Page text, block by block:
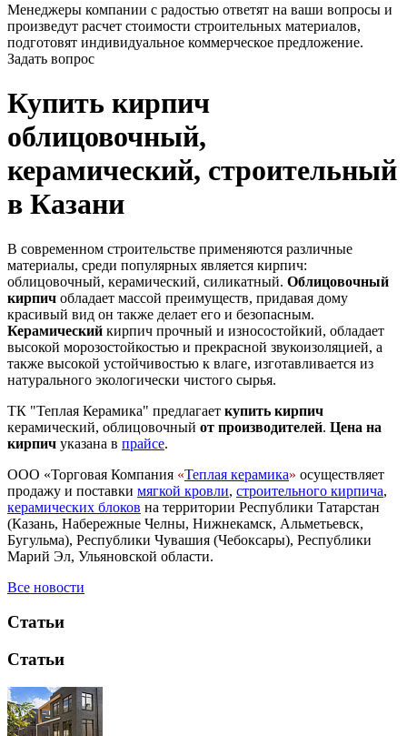
Менеджеры компании с радостью ответят на ваши вопросы и
произведут расчет стоимости строительных материалов,
подготовят индивидуальное коммерческое предложение.
Задать вопрос
Купить кирпич
облицовочный,
керамический, строительный
в Казани
В современном строительстве применяются различные
материалы, среди популярных является кирпич:
облицовочный, керамический, силикатный. Облицовочный
кирпич обладает массой преимуществ, придавая дому
красивый вид он также делает его и безопасным.
Керамический кирпич прочный и износостойкий, обладает
высокой морозостойкостью и прекрасной звукоизоляцией, а
также высокой устойчивостью к влаге, изготавливается из
натурального экологически чистого сырья.
ТК "Теплая Керамика" предлагает купить кирпич
керамический, облицовочный от производителей. Цена на
кирпич указана в прайсе.
ООО «Торговая Компания «Теплая керамика» осуществляет
продажу и поставки мягкой кровли, строительного кирпича,
керамических блоков на территории Республики Татарстан
(Казань, Набережные Челны, Нижнекамск, Альметьевск,
Бугульма), Республики Чувашия (Чебоксары), Республики
Марий Эл, Ульяновской области.
Все новости
Статьи
Статьи